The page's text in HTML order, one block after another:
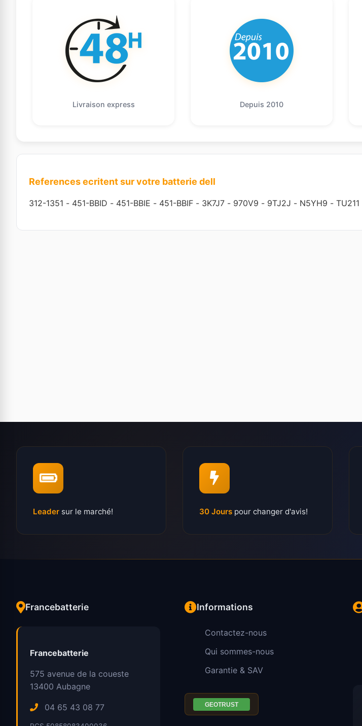
Livraison express Depuis 2010
References ecritent sur votre batterie dell
312-1351 - 451-BBID - 451-BBIE - 451-BBIF - 3K7J7 - 970V9 - 9TJ2J - N5YH9 - TU211
Leader sur le marché! 30 Jours pour changer d'avis!
Francebatterie
Francebatterie
575 avenue de la coueste
13400 Aubagne
04 65 43 08 77
Informations
Contactez-nous
Qui sommes-nous
Garantie & SAV